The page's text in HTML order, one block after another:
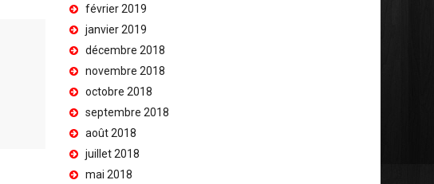
février 2019
janvier 2019
décembre 2018
novembre 2018
octobre 2018
septembre 2018
août 2018
juillet 2018
mai 2018